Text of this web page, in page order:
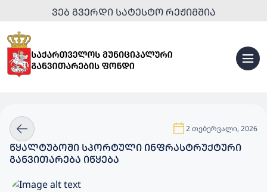
ᲕᲔᲑ ᲒᲕᲔᲠᲓᲘ ᲡᲐᲢᲔᲡᲢᲝ ᲠᲔᲟᲘᲛᲨᲘᲐ
2 თებერვალი, 2026
ᲬᲧᲐᲚᲢᲣᲑᲝᲨᲘ ᲡᲞᲝᲠᲢᲣᲚᲘ ᲘᲜᲤᲠᲐᲡᲢᲠᲣᲥᲢᲣᲠᲘ
ᲒᲐᲜᲕᲘᲗᲐᲠᲔᲑᲐ ᲘᲬᲧᲔᲑᲐ